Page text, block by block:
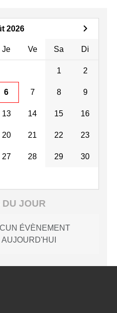
2026
Je Ve Sa Di
1 2
6 7 8 9
13 14 15 16
20 21 22 23
27 28 29 30
JOUR
ÉVÈNEMENT
AUJOURD'HUI